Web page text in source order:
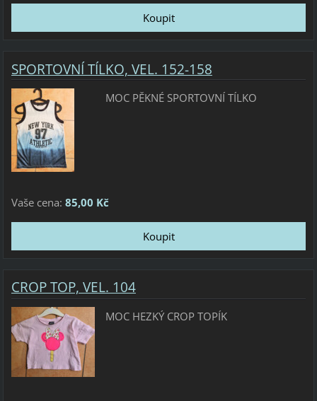
SPORTOVNÍ TÍLKO, VEL. 152-158
MOC PĚKNÉ SPORTOVNÍ TÍLKO
Vaše cena: 85,00 Kč
CROP TOP, VEL. 104
MOC HEZKÝ CROP TOPÍK